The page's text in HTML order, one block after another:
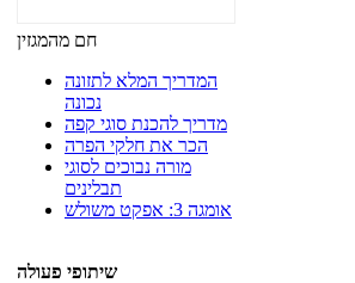
חם מהמגזין
המדריך המלא לתזונה
נכונה
מדריך להכנת סוגי קפה
הכר את חלקי הפרה
מורה נבוכים לסוגי
תבלינים
אומגה 3: אפקט משולש
שיתופי פעולה